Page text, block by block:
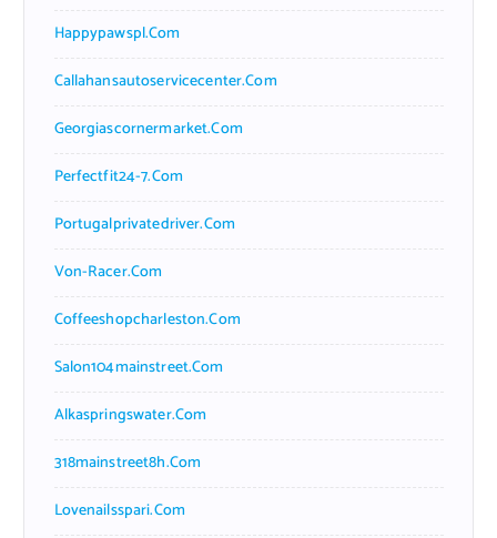
Happypawspl.com
Callahansautoservicecenter.com
Georgiascornermarket.com
Perfectfit24-7.com
Portugalprivatedriver.com
Von-Racer.com
Coffeeshopcharleston.com
Salon104mainstreet.com
Alkaspringswater.com
318mainstreet8h.com
Lovenailsspari.com